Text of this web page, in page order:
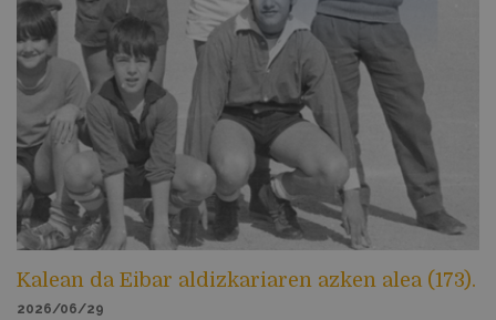
Kalean da Eibar aldizkariaren azken alea (173).
2026/06/29